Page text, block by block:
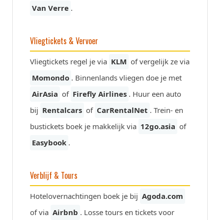
Van Verre .
Vliegtickets & Vervoer
Vliegtickets regel je via KLM of vergelijk ze via
Momondo . Binnenlands vliegen doe je met
AirAsia of Firefly Airlines . Huur een auto
bij Rentalcars of CarRentalNet . Trein- en
bustickets boek je makkelijk via 12go.asia of
Easybook .
Verblijf & Tours
Hotelovernachtingen boek je bij Agoda.com
of via Airbnb . Losse tours en tickets voor